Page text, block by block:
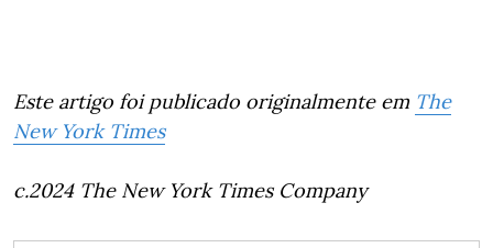
Este artigo foi publicado originalmente em The
New York Times
c.2024 The New York Times Company